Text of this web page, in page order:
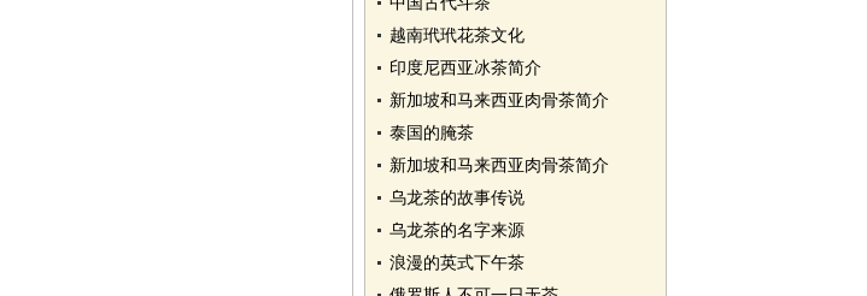
越南玳玳花茶文化
印度尼西亚冰茶简介
新加坡和马来西亚肉骨茶简介
泰国的腌茶
新加坡和马来西亚肉骨茶简介
乌龙茶的故事传说
乌龙茶的名字来源
浪漫的英式下午茶